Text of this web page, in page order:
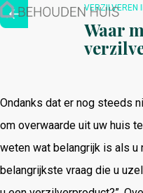
Hoe werkt het?
Over ons
Nieuwsbrief
VERZILVEREN
Waar
Ondanks dat er nog steeds
om overwaarde uit uw huis
weten wat belangrijk is als u
belangrijkste vraag die u